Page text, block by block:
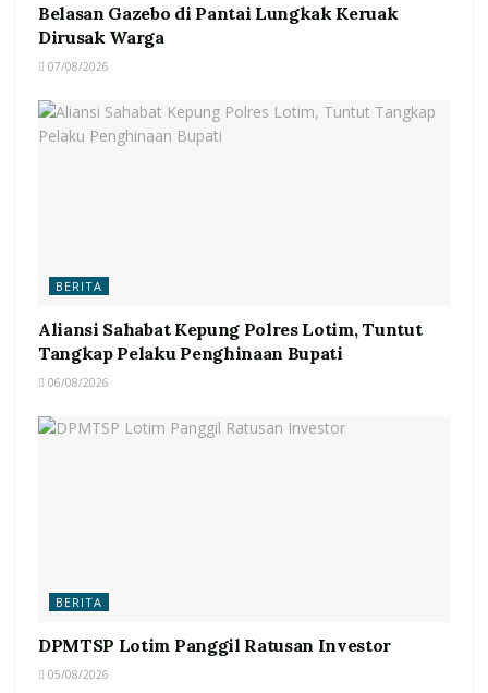
Belasan Gazebo di Pantai Lungkak Keruak
Dirusak Warga
07/08/2026
BERITA
Aliansi Sahabat Kepung Polres Lotim, Tuntut
Tangkap Pelaku Penghinaan Bupati
06/08/2026
BERITA
DPMTSP Lotim Panggil Ratusan Investor
05/08/2026